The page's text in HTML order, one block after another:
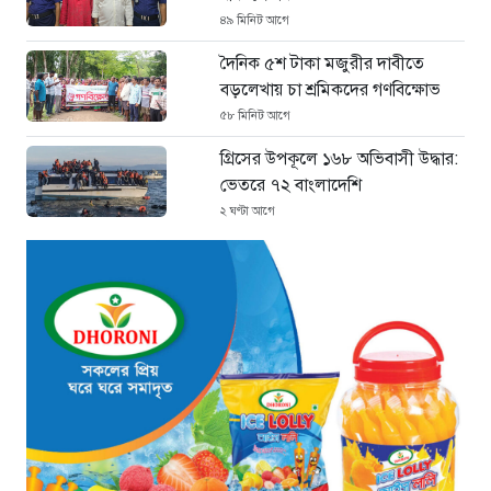
৪৯ মিনিট আগে
দৈনিক ৫শ টাকা মজুরীর দাবীতে
বড়লেখায় চা শ্রমিকদের গণবিক্ষোভ
৫৮ মিনিট আগে
গ্রিসের উপকূলে ১৬৮ অভিবাসী উদ্ধার:
ভেতরে ৭২ বাংলাদেশি
২ ঘণ্টা আগে
“১/১১-তে তারেক রহমানকে আয়নাঘরে
বন্দি রাখা হয়: চিফ প্রসিকিউটর”
২ ঘণ্টা আগে
ডিজিএফআইয়ের ‘আয়নাঘর’ পরিদর্শনে
আন্তর্জাতিক অপরাধ ট্রাইব্যুনালের
বিচারক দল
৩ ঘণ্টা আগে
জুলাই জাদুঘরে দলীয় ইতিহাসের ঠাঁই